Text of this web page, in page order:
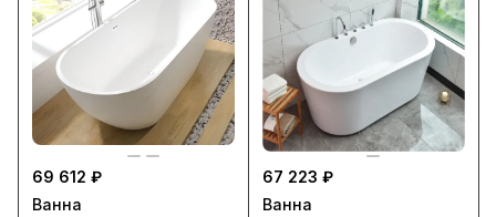
69 612 ₽
Ванна
67 223 ₽
Ванна